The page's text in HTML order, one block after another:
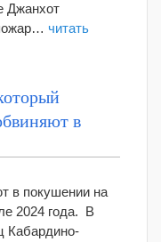
Джанхот
читать
в
в покушении на
2024 года. В
Кабардино-